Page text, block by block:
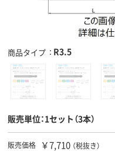
商品タイプ R3.5
販売単位：1セット（3本）
販売価格 ￥7,710 （税抜き）